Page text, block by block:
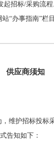
招标/采购流程
“办事指南”栏
供应商须知
维护招标投
形式告知如下